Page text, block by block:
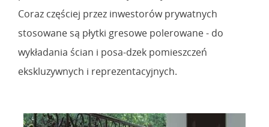
Coraz częściej przez inwestorów prywatnych
stosowane są płytki gresowe polerowane - do
wykładania ścian i posa-dzek pomieszczeń
ekskluzywnych i reprezentacyjnych.